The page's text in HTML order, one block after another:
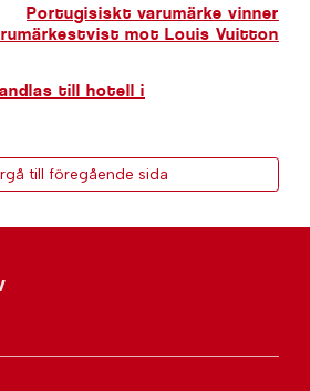
Portugisiskt varumärke vinner
mot Louis Vuitton
till hotell i
till föregående sida